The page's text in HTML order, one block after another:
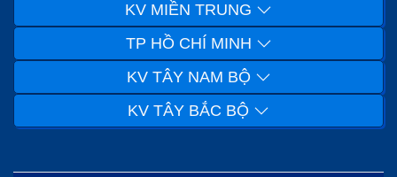
KV MIỀN TRUNG
TP HỒ CHÍ MINH
KV TÂY NAM BỘ
KV TÂY BẮC BỘ